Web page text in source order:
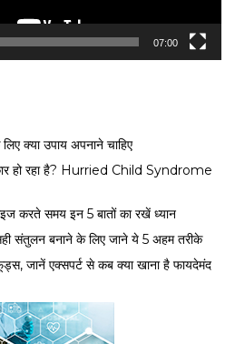
07:00
लिए क्या उपाय अपनाने चाहिए
हो रहा है? Hurried Child Syndrome
करते समय इन 5 बातों का रखें ध्यान
संतुलन बनाने के लिए जाने ये 5 अहम तरीके
जानें एक्सपर्ट से कब क्या खाना है फायदेमंद